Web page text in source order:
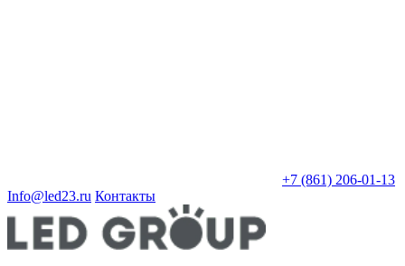
+7 (861) 206-01-13
Info@led23.ru Контакты